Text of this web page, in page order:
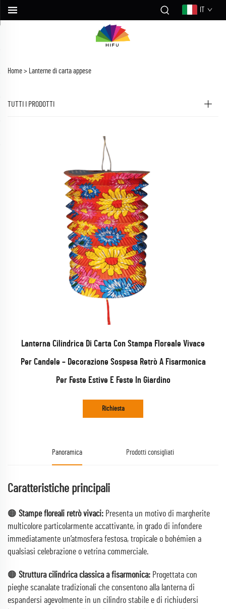
Home > Lanterne di carta appese
TUTTI I PRODOTTI
Lanterna Cilindrica Di Carta Con Stampa Floreale Vivace
Per Candele – Decorazione Sospesa Retrò A Fisarmonica
Per Feste Estive E Feste In Giardino
Richiesta
Panoramica Prodotti consigliati
Caratteristiche principali
🟠 Stampe floreali retrò vivaci: Presenta un motivo di margherite
multicolore particolarmente accattivante, in grado di infondere
immediatamente un’atmosfera festosa, tropicale o bohémien a
qualsiasi celebrazione o vetrina commerciale.
🟠 Struttura cilindrica classica a fisarmonica: Progettata con
pieghe scanalate tradizionali che consentono alla lanterna di
espandersi agevolmente in un cilindro stabile e di richiudersi